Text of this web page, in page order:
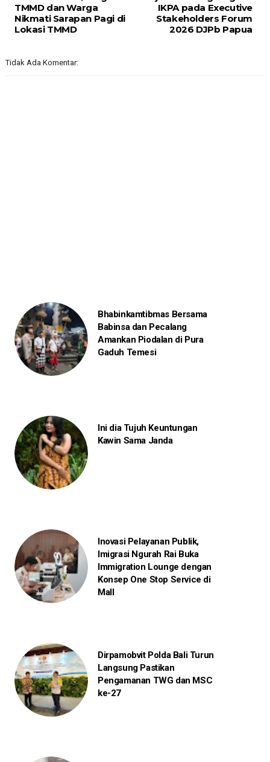
IKPA pada Executive
Stakeholders Forum
2026 DJPb Papua
TMMD dan Warga
Nikmati Sarapan Pagi di
Lokasi TMMD
Tidak Ada Komentar:
Bhabinkamtibmas Bersama
Babinsa dan Pecalang
Amankan Piodalan di Pura
Gaduh Temesi
Ini dia Tujuh Keuntungan
Kawin Sama Janda
Inovasi Pelayanan Publik,
Imigrasi Ngurah Rai Buka
Immigration Lounge dengan
Konsep One Stop Service di
Mall
Dirpamobvit Polda Bali Turun
Langsung Pastikan
Pengamanan TWG dan MSC
ke-27